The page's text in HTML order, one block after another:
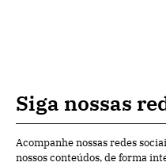
Siga nossas
Acompanhe nossas redes
nossos conteúdos, de forma